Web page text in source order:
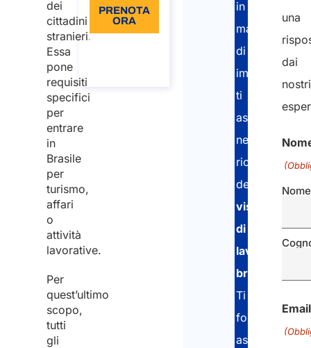
dei
cittadini
stranieri.
Essa
pone
requisiti
specifici
per
entrare
in
Brasile
per
turismo,
affari
o
attività
lavorative.
Per
quest’ultimo
scopo,
tutti
gli
PRENOTA
ORA
in
materia
di
immigrazione
ti
assisteranno
nella
richiesta
del
visto
di
lavoro
brasiliano
Ti
forniremo
assistenza
una
dai
nostri
Nome
Email